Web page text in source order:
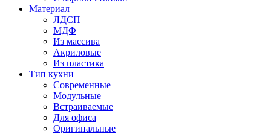
Материал
ЛДСП
МДФ
Из массива
Акриловые
Из пластика
Тип кухни
Современные
Модульные
Встраиваемые
Для офиса
Оригинальные